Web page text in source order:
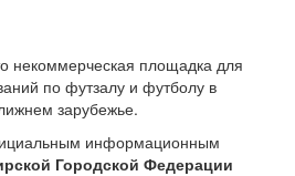
некоммерческая площадка для
по футзалу и футболу в
зарубежье.
информационным
Городской Федерации